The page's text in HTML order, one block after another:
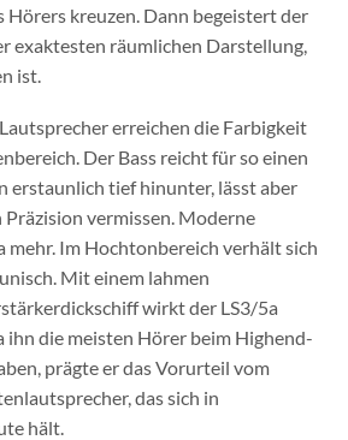
Hörers kreuzen. Dann begeistert der
exaktesten räumlichen Darstellung,
ist.
erreichen die Farbigkeit
Der Bass reicht für so einen
erstaunlich tief hinunter, lässt aber
Präzision vermissen. Moderne
mehr. Im Hochtonbereich verhält sich
Mit einem lahmen
wirkt der LS3/5a
ihn die meisten Hörer beim Highend-
prägte er das Vorurteil vom
das sich in
hält.